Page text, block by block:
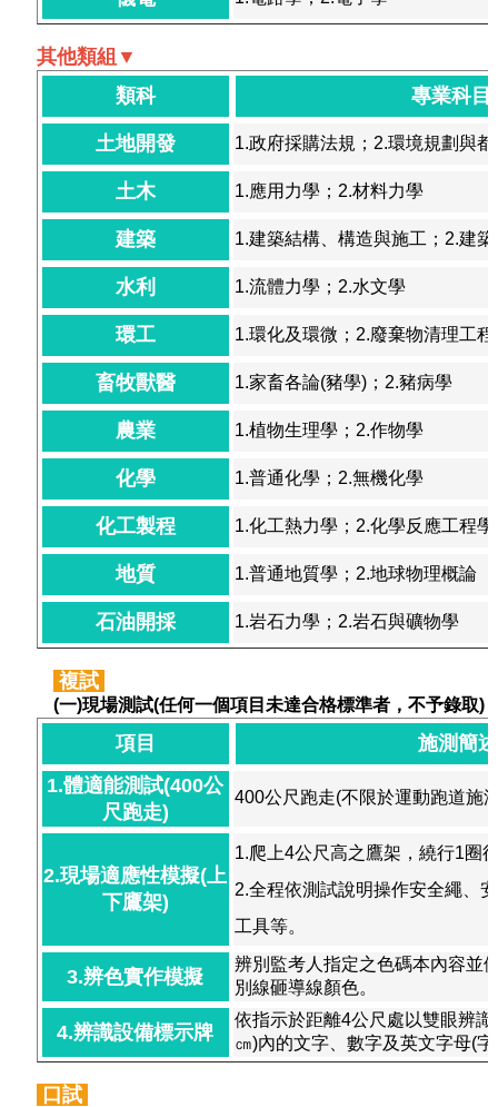
其他類組▼
類科
專業科目
土地開發 1.政府採購法規；2.環境規劃與
土木 1.應用力學；2.材料力學
建築 1.建築結構、構造與施工；2.建
水利 1.流體力學；2.水文學
環工 1.環化及環微；2.廢棄物清理工程
畜牧獸醫 1.家畜各論(豬學)；2.豬病學
農業 1.植物生理學；2.作物學
化學 1.普通化學；2.無機化學
化工製程 1.化工熱力學；2.化學反應工程學
地質 1.普通地質學；2.地球物理概論
石油開採 1.岩石力學；2.岩石與礦物學
複試
(一)現場測試(任何一個項目未達合格標準者，不予錄取)
項目
施測簡述
1.體適能測試(400公
尺跑走)
400公尺跑走(不限於運動跑道施
2.現場適應性模擬(上
下鷹架)
1.爬上4公尺高之鷹架，繞行1圈
2.全程依測試說明操作安全繩、
工具等。
3.辨色實作模擬
辨別監考人指定之色碼本內容並
別線砸導線顏色。
4.辨識設備標示牌
依指示於距離4公尺處以雙眼辨
㎝)內的文字、數字及英文字母(
口試